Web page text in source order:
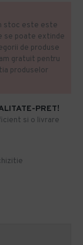
PRET!
si o livrare
stoc este este
se poate extinde
de produse
gratuit pentru
produselor